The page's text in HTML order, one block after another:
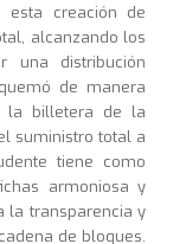
esta creación de
alcanzando los
una distribución
de manera
la billetera de la
suministro total a
tiene como
armoniosa y
la transparencia y
de bloques.